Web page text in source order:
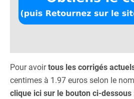
Pour avoirtous les corrigés
centimes à 1.97 euros selon le
clique ici sur le bouton ci-dessous